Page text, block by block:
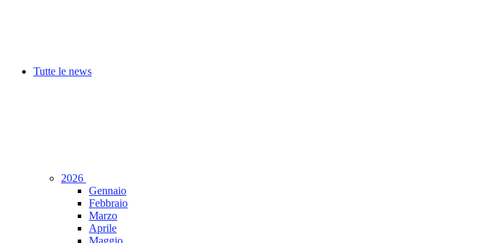
Tutte le news
2026
Gennaio
Febbraio
Marzo
Aprile